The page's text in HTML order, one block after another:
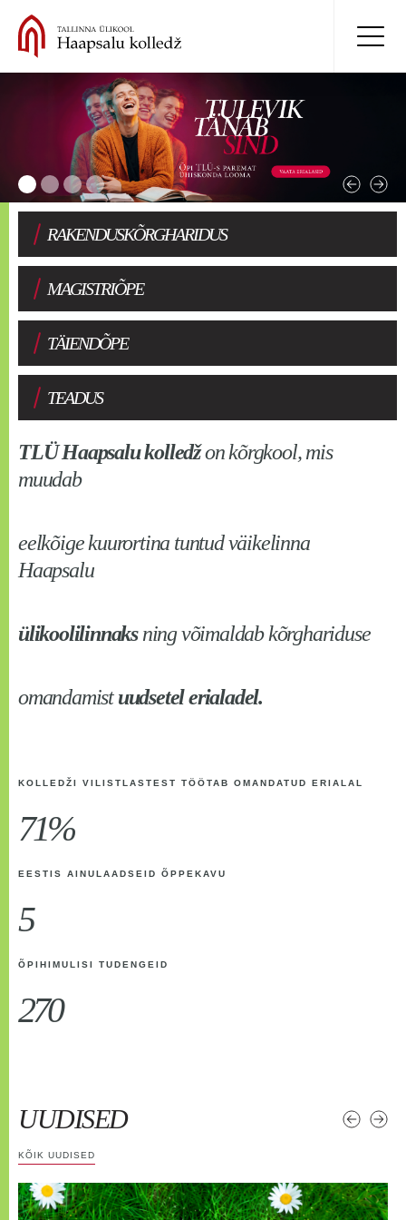
RAKENDUSKÕRGHARIDUS
MAGISTRIÕPE
TÄIENDÕPE
TEADUS
TLÜ Haapsalu kolledžon kõrgkool, mis
muudab
eelkõige kuurortina tuntud väikelinna
Haapsalu
ülikoolilinnaksning võimaldab kõrghariduse
omandamistuudsetel erialadel.
KOLLEDŽI VILISTLASTEST TÖÖTAB OMANDATUD ERIALAL
71%
EESTIS AINULAADSEID ÕPPEKAVU
5
ÕPIHIMULISI TUDENGEID
270
UUDISED
KÕIK UUDISED